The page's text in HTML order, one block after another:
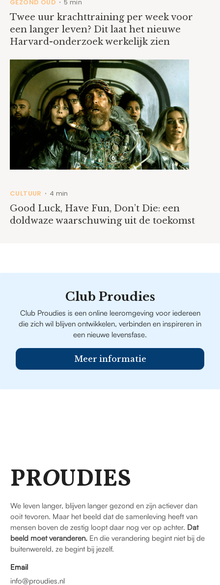
GEZOND OUD • 5 min
Twee uur krachttraining per week voor
een langer leven? Dit laat het nieuwe
Harvard-onderzoek werkelijk zien
CULTUUR • 4 min
Good Luck, Have Fun, Don’t Die: een
doldwaze waarschuwing uit de toekomst
Club Proudies
Club Proudies is een online leeromgeving voor iedereen
die zich wil blijven ontwikkelen, verbinden en inspireren in
een nieuwe levensfase.
Meer informatie
PROUDIES
We leven langer, blijven langer gezond en zijn actiever dan
ooit tevoren. Maar het beeld dat de samenleving heeft van
mensen boven de zestig loopt daar nog ver op achter. Dat
beeld moet veranderen. En die verandering begint niet bij de
buitenwereld, ze begint bij jezelf.
Email
info@proudies.nl